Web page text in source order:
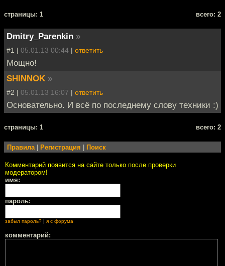
cтраницы: 1 всего: 2
Dmitry_Parenkin »
#1 | 05.01.13 00:44 | ответить
Мощно!
SHINNOK »
#2 | 05.01.13 16:07 | ответить
Основательно. И всё по последнему слову техники :)
cтраницы: 1 всего: 2
Правила Регистрация Поиск
Комментарий появится на сайте только после проверки
модератором!
имя:
пароль:
забыл пароль? | я с форума
комментарий: